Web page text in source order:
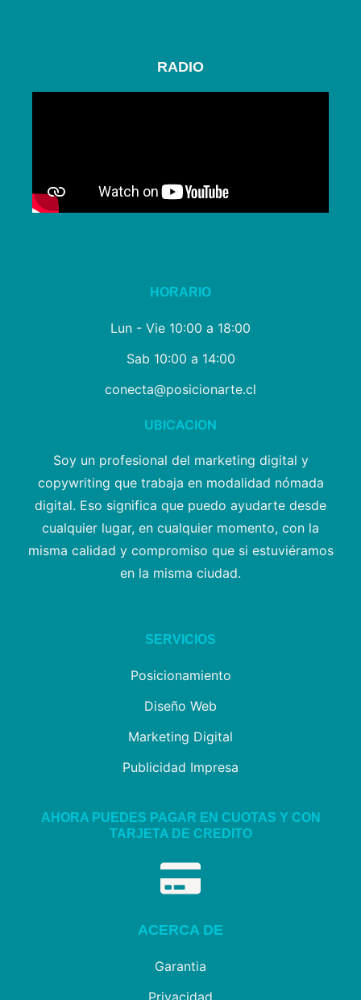
RADIO
HORARIO
Lun - Vie 10:00 a 18:00
Sab 10:00 a 14:00
conecta@posicionarte.cl
UBICACION
Soy un profesional del marketing digital y
copywriting que trabaja en modalidad nómada
digital. Eso significa que puedo ayudarte desde
cualquier lugar, en cualquier momento, con la
misma calidad y compromiso que si estuviéramos
en la misma ciudad.
SERVICIOS
Posicionamiento
Diseño Web
Marketing Digital
Publicidad Impresa
AHORA PUEDES PAGAR EN CUOTAS Y CON
TARJETA DE CREDITO
ACERCA DE
Garantia
Privacidad